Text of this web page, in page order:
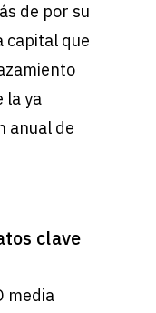
de por su
capital que
la ya
anual de
clave
media